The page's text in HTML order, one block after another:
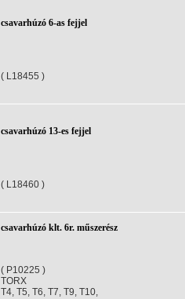
csavarhúzó 6-as fejjel
( L18455 )
csavarhúzó 13-es fejjel
( L18460 )
csavarhúzó klt. 6r. műszerész
( P10225 )
TORX
T4, T5, T6, T7, T9, T10,